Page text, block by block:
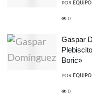
POR
0
Gaspar
Boric»
POR
0